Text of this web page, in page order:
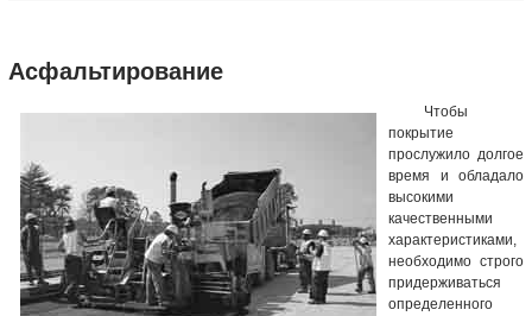
Асфальтирование
Чтобы
покрытие
прослужило долгое
время и обладало
высокими
качественными
характеристиками,
необходимо строго
придерживаться
определенного